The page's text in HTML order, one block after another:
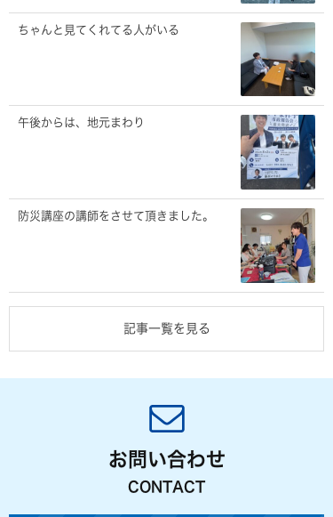
ちゃんと見てくれてる人がいる
午後からは、地元まわり
防災講座の講師をさせて頂きました。
記事一覧を見る
お問い合わせ
CONTACT